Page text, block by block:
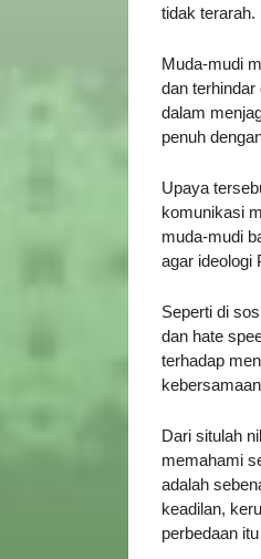
tidak terarah.
Muda-mudi
dan
dalam
penuh
Upaya
komunikasi
muda-mudi
agar ideologi
Seperti di
dan hate
terhadap
Dari situlah
memahami
adalah
keadilan,
perbedaan